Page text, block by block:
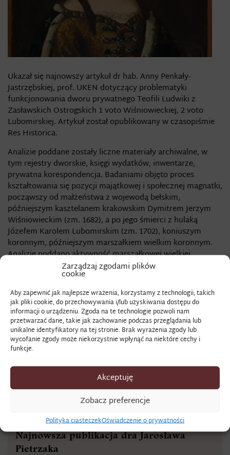
Zarządzaj zgodami plików
cookie
Aby zapewnić jak najlepsze wrażenia, korzystamy z technologii, takich
jak pliki cookie, do przechowywania i/lub uzyskiwania dostępu do
informacji o urządzeniu. Zgoda na te technologie pozwoli nam
przetwarzać dane, takie jak zachowanie podczas przeglądania lub
unikalne identyfikatory na tej stronie. Brak wyrażenia zgody lub
wycofanie zgody może niekorzystnie wpłynąć na niektóre cechy i
funkcje.
Akceptuję
Zobacz preferencje
Polityka ciasteczekOświadczenie o prywatności
Ukazał się najnowszy artykuł dr hab. Anny Penkały-
Jastrzębskiej, prof. UKEN dotyczący problematyki
funkcjonowania dworu prywatnego Teofili Ludwiki z
Zasławskich Ostrogskich 1 voto Wiśniowieckiej, 2 voto
Lubomirskiej. Artykuł został opublikowany w czasopiśmie
Res Historica.
Analizie poddane zostały liczne materiały archiwalne, w
tym rejestry dworskie, księgi wydatków, inwentarze,
prywatna korespondencja. Badaniami objęto proces
kształtowania się pozycji majątkowej i społecznej magnatki,
począwszy od małżeństwa z wojewodą bełskim,
późniejszym kasztelanem krakowskim Dymitrem Jerzym
Wiśniowieckim (zm. 1682), a po jego śmierci z hulaką
Józefem Karolem Lubomirskim (zm. 1702), koniuszym
koronnym, późniejszym marszałkiem wielkim koronnym.
Analizie poddano aktywność marszałkowej wielkiej
koronnej, uwzględniając różnorakie czynniki, które
przełożyły się na kondycję odziedziczonego majątku.
Wskazane zostały mechanizmy funkcjonowania jej
prywatnego dworu, rekrutowania służby, nadzorowaniu
bieżących spraw. Przeprowadzone badania stanowią
kolejny przyczynek do rozpoznania zagadnienia
formowania się i funkcjonowania prywatnych dworów
kobiecych na przełomie XVII i XVIII w.
LINK DO ARTYKUŁU
AKTUALNOŚCI
Najnowsza publikacja dra Jarosława
Pietrzaka